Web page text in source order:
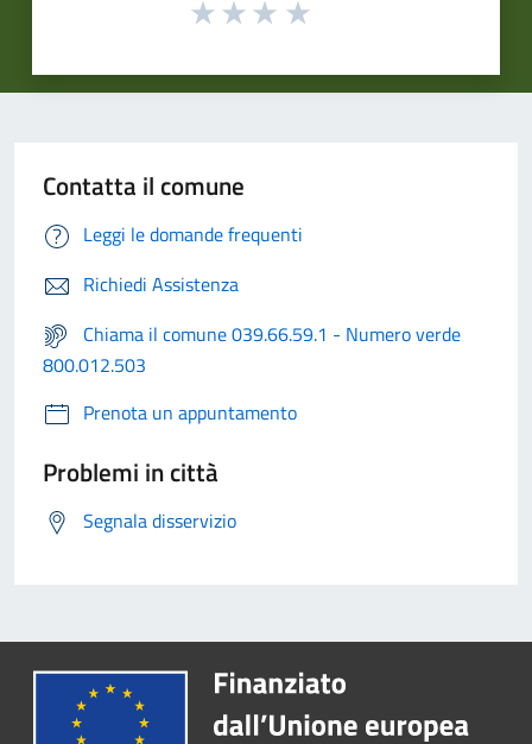
Contatta il comune
Leggi le domande frequenti
Richiedi Assistenza
Chiama il comune 039.66.59.1 - Numero verde
800.012.503
Prenota un appuntamento
Problemi in città
Segnala disservizio